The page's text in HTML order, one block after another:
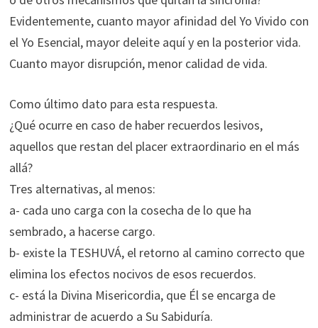
Evidentemente, cuanto mayor afinidad del Yo Vivido con
el Yo Esencial, mayor deleite aquí y en la posterior vida.
Cuanto mayor disrupción, menor calidad de vida.
Como último dato para esta respuesta.
¿Qué ocurre en caso de haber recuerdos lesivos,
aquellos que restan del placer extraordinario en el más
allá?
Tres alternativas, al menos:
a- cada uno carga con la cosecha de lo que ha
sembrado, a hacerse cargo.
b- existe la TESHUVÁ, el retorno al camino correcto que
elimina los efectos nocivos de esos recuerdos.
c- está la Divina Misericordia, que Él se encarga de
administrar de acuerdo a Su Sabiduría.